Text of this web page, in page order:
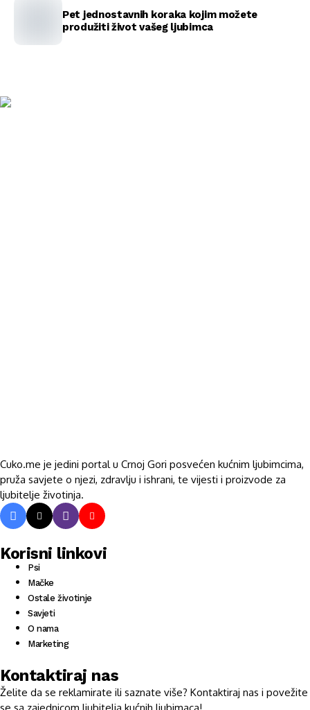
Pet jednostavnih koraka kojim možete
produžiti život vašeg ljubimca
Cuko.me je jedini portal u Crnoj Gori posvećen kućnim ljubimcima,
pruža savjete o njezi, zdravlju i ishrani, te vijesti i proizvode za
ljubitelje životinja.
Korisni linkovi
Psi
Mačke
Ostale životinje
Savjeti
O nama
Marketing
Kontaktiraj nas
Želite da se reklamirate ili saznate više? Kontaktiraj nas i povežite